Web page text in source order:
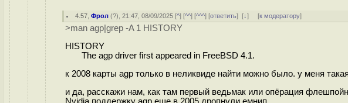
4.57 ,Фрол (?), 21:47, 08/09/2025 [^] [^^] [^^^] [ответить][↓] [к модератору]
>man agp|grep -A 1 HISTORY
HISTORY
The agp driver first appeared in FreeBSD 4.1.
к 2008 карты agp только в неликвиде найти можно было. у меня
и да, расскажи нам, как там первый ведьмак или опёрация
Nvidia поддержку agp еще в 2005 дропнули емнип.